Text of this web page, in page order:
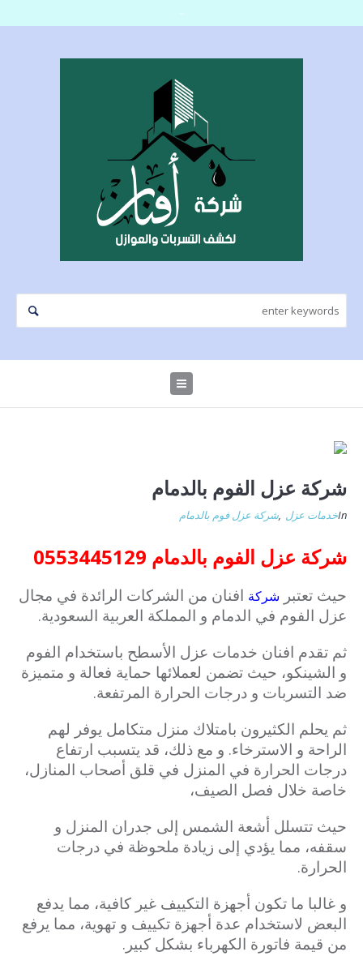
شركة عزل الفوم بالدمام
Inخدمات عزل ,شركة عزل فوم بالدمام
شركة عزل الفوم بالدمام 0553445129
حيث تعتبر شركة افنان من الشركات الرائدة في مجال
عزل الفوم في الدمام و المملكة العربية السعودية.
ثم تقدم افنان خدمات عزل الأسطح باستخدام الفوم
و الشينكو، حيث تضمن لعملائها حماية فعالة و متميزة
ضد التسربات و درجات الحرارة المرتفعة.
ثم يحلم الكثيرون بامتلاك منزل متكامل يوفر لهم
الراحة و الاسترخاء. و مع ذلك، قد يتسبب ارتفاع
درجات الحرارة في المنزل في قلق أصحاب المنازل،
خاصة خلال فصل الصيف،
حيث تتسلل أشعة الشمس إلى جدران المنزل و
سقفه، مما يؤدي إلى زيادة ملحوظة في درجات
الحرارة.
و غالبا ما تكون أجهزة التكييف غير كافية، مما يدفع
البعض لاستخدام عدة أجهزة تكييف و تهوية، مما يرفع
من قيمة فاتورة الكهرباء بشكل كبير.